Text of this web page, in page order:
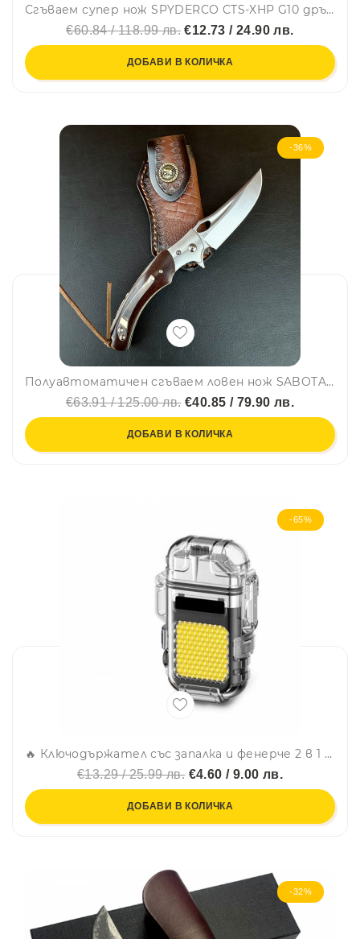
Сгъваем супер нож SPYDERCO CTS-XHP G10 дръжка, подаръчна кутия
€60.84 / 118.99 лв. €12.73 / 24.90 лв.
ДОБАВИ В КОЛИЧКА
-36%
Полуавтоматичен сгъваем ловен нож SABOTAGE WOOD 115 с палец за отваряне, стомана D2, дръжка махагон, кожена кания, кутия
€63.91 / 125.00 лв.€40.85 / 79.90 лв.
ДОБАВИ В КОЛИЧКА
-65%
🔥 Ключодържател със запалка и фенерче 2 в 1 – Flippy + 2030, работи до 12 часа с едно зареждане на батерията!
€13.29 / 25.99 лв. €4.60 / 9.00 лв.
ДОБАВИ В КОЛИЧКА
-32%